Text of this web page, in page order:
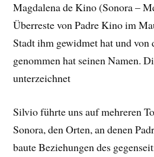
Magdalena de Kino (Sonora –
Überreste von Padre Kino im
Stadt ihm gewidmet hat und von
genommen hat seinen Namen.
unterzeichnet
Silvio führte uns auf mehreren
Sonora, den Orten, an denen
baute Beziehungen des